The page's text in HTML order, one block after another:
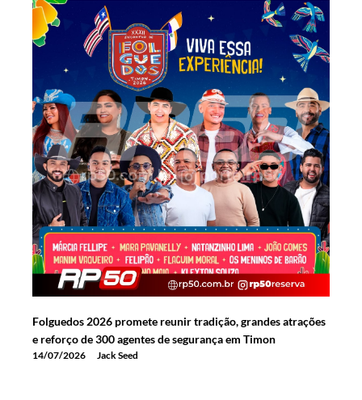
Folguedos 2026 promete reunir tradição, grandes atrações
e reforço de 300 agentes de segurança em Timon
14/07/2026 Jack Seed